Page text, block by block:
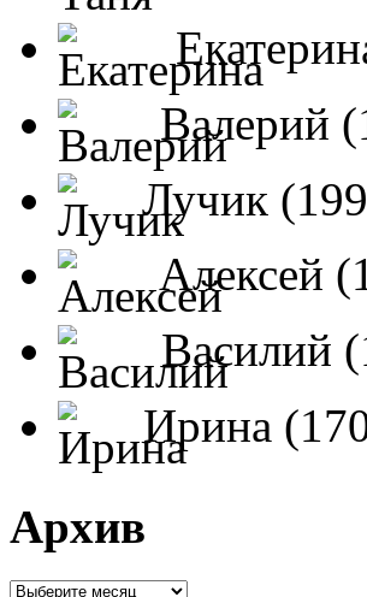
Валерий
Лучик
Алексей
Василий
Ирина
Архив